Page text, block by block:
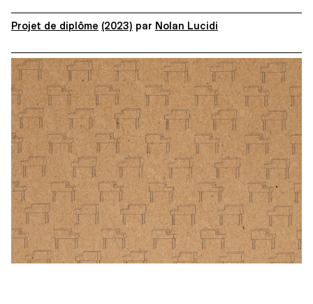
Projet de diplôme (2023) par Nolan Lucidi